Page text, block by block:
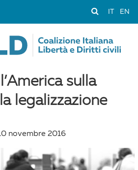
EN
sulla
legalizzazione
novembre 2016